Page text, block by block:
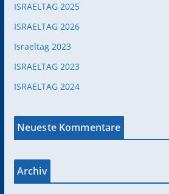
ISRAELTAG 2025
ISRAELTAG 2026
Israeltag 2023
ISRAELTAG 2023
ISRAELTAG 2024
Neueste Kommentare
Archiv